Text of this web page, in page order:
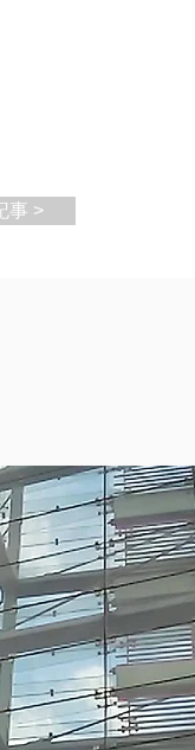
事 >